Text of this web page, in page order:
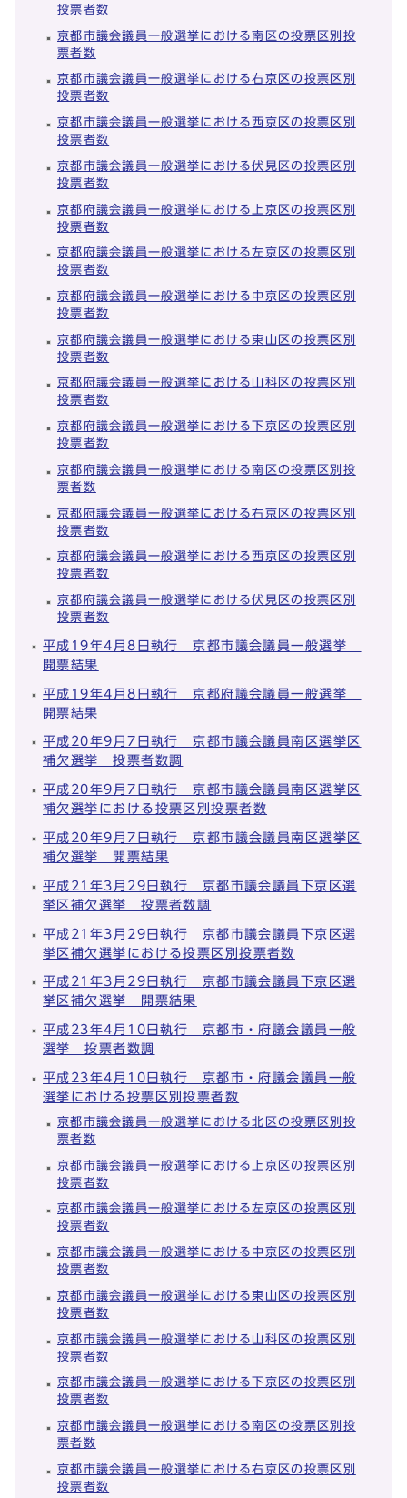
投票者数
京都市議会議員一般選挙における南区の投票区別投
票者数
京都市議会議員一般選挙における右京区の投票区別
投票者数
京都市議会議員一般選挙における西京区の投票区別
投票者数
京都市議会議員一般選挙における伏見区の投票区別
投票者数
京都府議会議員一般選挙における上京区の投票区別
投票者数
京都府議会議員一般選挙における左京区の投票区別
投票者数
京都府議会議員一般選挙における中京区の投票区別
投票者数
京都府議会議員一般選挙における東山区の投票区別
投票者数
京都府議会議員一般選挙における山科区の投票区別
投票者数
京都府議会議員一般選挙における下京区の投票区別
投票者数
京都府議会議員一般選挙における南区の投票区別投
票者数
京都府議会議員一般選挙における右京区の投票区別
投票者数
京都府議会議員一般選挙における西京区の投票区別
投票者数
京都府議会議員一般選挙における伏見区の投票区別
投票者数
平成19年4月8日執行 京都市議会議員一般選挙
開票結果
平成19年4月8日執行 京都府議会議員一般選挙
開票結果
平成20年9月7日執行 京都市議会議員南区選挙区
補欠選挙 投票者数調
平成20年9月7日執行 京都市議会議員南区選挙区
補欠選挙における投票区別投票者数
平成20年9月7日執行 京都市議会議員南区選挙区
補欠選挙 開票結果
平成21年3月29日執行 京都市議会議員下京区選
挙区補欠選挙 投票者数調
平成21年3月29日執行 京都市議会議員下京区選
挙区補欠選挙における投票区別投票者数
平成21年3月29日執行 京都市議会議員下京区選
挙区補欠選挙 開票結果
平成23年4月10日執行 京都市・府議会議員一般
選挙 投票者数調
平成23年4月10日執行 京都市・府議会議員一般
選挙における投票区別投票者数
京都市議会議員一般選挙における北区の投票区別投
票者数
京都市議会議員一般選挙における上京区の投票区別
投票者数
京都市議会議員一般選挙における左京区の投票区別
投票者数
京都市議会議員一般選挙における中京区の投票区別
投票者数
京都市議会議員一般選挙における東山区の投票区別
投票者数
京都市議会議員一般選挙における山科区の投票区別
投票者数
京都市議会議員一般選挙における下京区の投票区別
投票者数
京都市議会議員一般選挙における南区の投票区別投
票者数
京都市議会議員一般選挙における右京区の投票区別
投票者数